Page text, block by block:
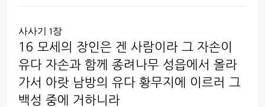
사사기 1장
16 모세의 장인은 겐 사람이라 그 자손이
유다 자손과 함께 종려나무 성읍에서 올라
가서 아랏 남방의 유다 황무지에 이르러 그
백성 중에 거하니라